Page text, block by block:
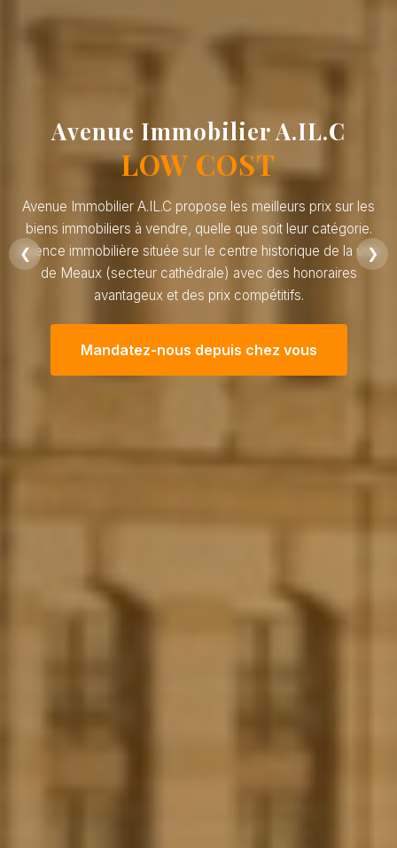
❮ ❯
Avenue Immobilier A.IL.C
LOW COST
Avenue Immobilier A.IL.C propose les meilleurs prix sur les
biens immobiliers à vendre, quelle que soit leur catégorie.
Agence immobilière située sur le centre historique de la ville
de Meaux (secteur cathédrale) avec des honoraires
avantageux et des prix compétitifs.
Mandatez-nous depuis chez vous